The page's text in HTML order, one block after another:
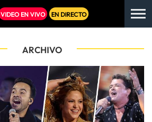
VIDEO EN VIVO EN DIRECTO
ARCHIVO